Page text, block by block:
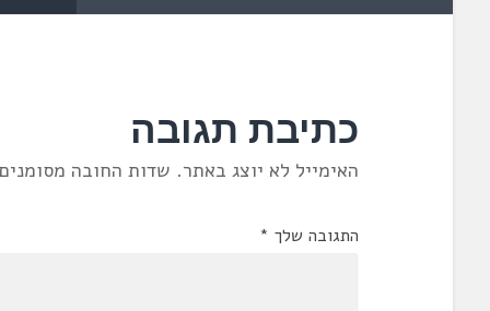
כתיבת תגובה
האימייל לא יוצג באתר. שדות החובה
התגובה שלך *